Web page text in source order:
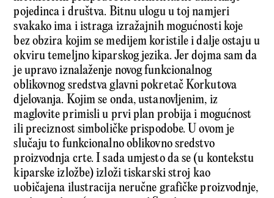
pojedinca i društva. Bitnu ulogu u toj namjeri
svakako ima i istraga izražajnih mogućnosti koje
bez obzira kojim se medijem koristile i dalje ostaju u
okviru temeljno kiparskog jezika. Jer dojma sam da
je upravo iznalaženje novog funkcionalnog
oblikovnog sredstva glavni pokretač Korkutova
djelovanja. Kojim se onda, ustanovljenim, iz
maglovite primisli u prvi plan probija i mogućnost
ili preciznost simboličke prispodobe. U ovom je
slučaju to funkcionalno oblikovno sredstvo
proizvod­nja crte. I sada umjesto da se (u kontekstu
kiparske izložbe) izloži tiskarski stroj kao
uobičajena ilustracija neručne grafičke proizvodnje,